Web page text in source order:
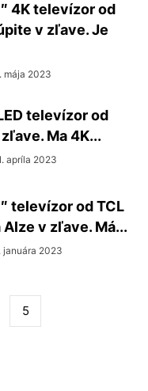
4K televízor od
v zľave. Je
mája 2023
televízor od
Ma 4K...
apríla 2023
televízor od TCL
v zľave. Má...
januára 2023
5